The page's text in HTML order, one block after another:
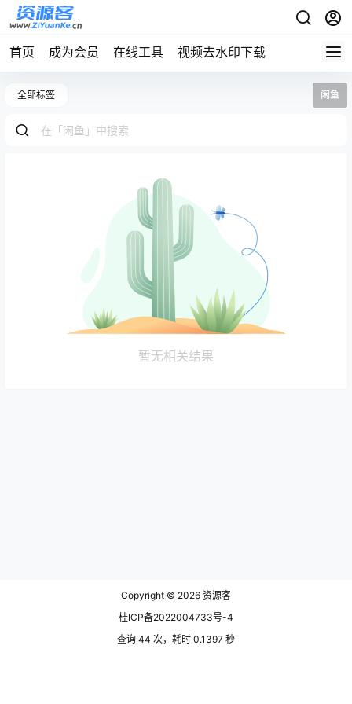
首页 成为会员 在线工具 视频去水印下载
全部标签 闲鱼
暂无相关结果
Copyright © 2026 资源客
桂ICP备2022004733号-4
查询 44 次，耗时 0.1397 秒